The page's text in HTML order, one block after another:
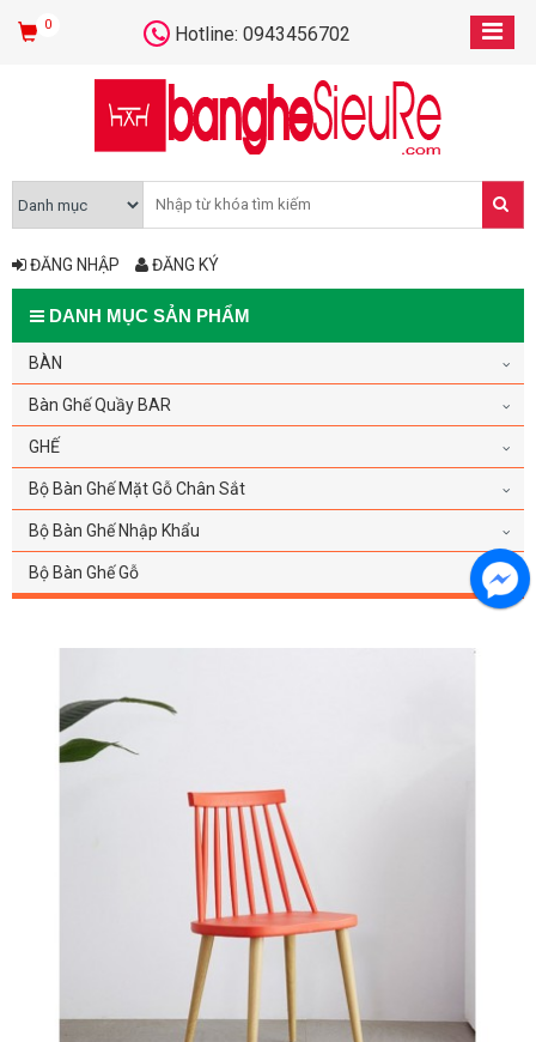
0 Hotline: 0943456702
ĐĂNG NHẬP ĐĂNG KÝ
DANH MỤC SẢN PHẨM
BÀN
Bàn Ghế Quầy BAR
GHẾ
Bộ Bàn Ghế Mặt Gỗ Chân Sắt
Bộ Bàn Ghế Nhập Khẩu
Bộ Bàn Ghế Gỗ